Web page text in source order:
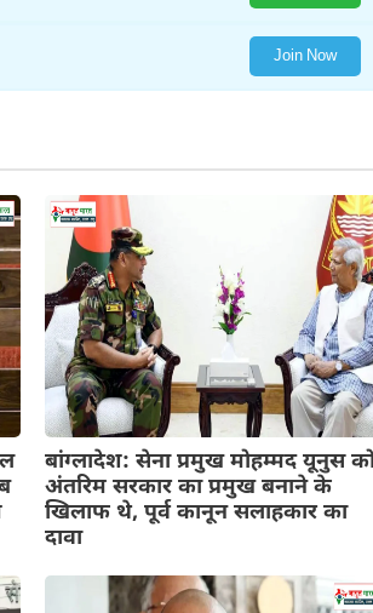
Join Now
बांग्लादेश: सेना प्रमुख मोहम्मद यूनुस
अंतरिम सरकार का प्रमुख बनाने के
खिलाफ थे, पूर्व कानून सलाहकार का
दावा